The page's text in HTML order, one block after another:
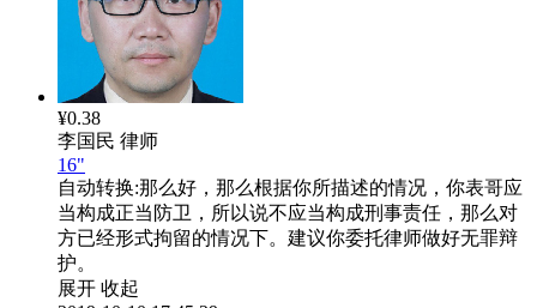
¥0.38
李国民 律师
16"
自动转换:那么好，那么根据你所描述的情况，你表哥应
当构成正当防卫，所以说不应当构成刑事责任，那么对
方已经形式拘留的情况下。建议你委托律师做好无罪辩
护。
展开 收起